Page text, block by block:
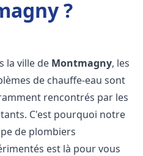
?
la ville de Montmagny, les
de chauffe-eau sont
rencontrés par les
C'est pourquoi notre
de plombiers
est là pour vous